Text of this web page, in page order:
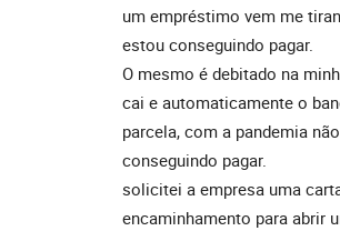
um empréstimo vem me
estou conseguindo pagar.
O mesmo é debitado na
cai e automaticamente o
parcela, com a pandemia
conseguindo pagar.
solicitei a empresa uma
encaminhamento para abrir